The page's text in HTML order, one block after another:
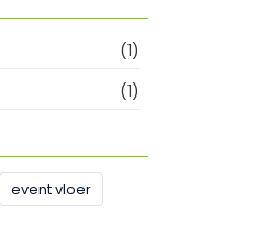
(1)
(1)
event vloer